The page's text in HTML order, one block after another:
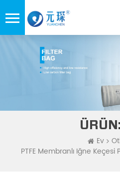
Ev
PTFE Membranlı Iğne Keçesi